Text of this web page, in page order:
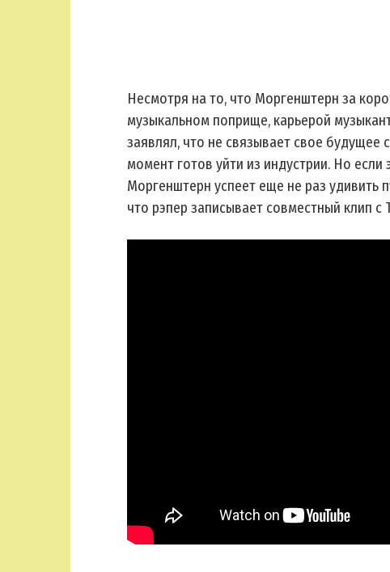
Несмотря на то, что Моргенштерн за
музыкальном поприще, карьерой
заявлял, что не связывает свое
момент готов уйти из индустрии. Но
Моргенштерн успеет еще не раз удивить
что рэпер записывает совместный клип с